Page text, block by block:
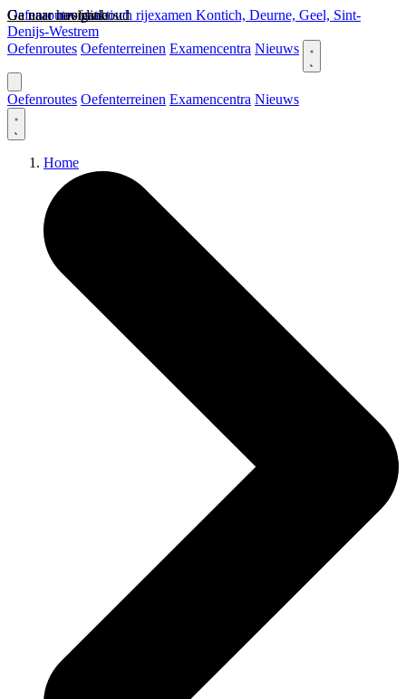
Ga naar hoofdinhoud
Ga naar navigatie
Oefenroutes praktisch rijexamen Kontich, Deurne, Geel, Sint-
Denijs-Westrem
Oefenroutes Oefenterreinen Examencentra Nieuws
Oefenroutes Oefenterreinen Examencentra Nieuws
Home